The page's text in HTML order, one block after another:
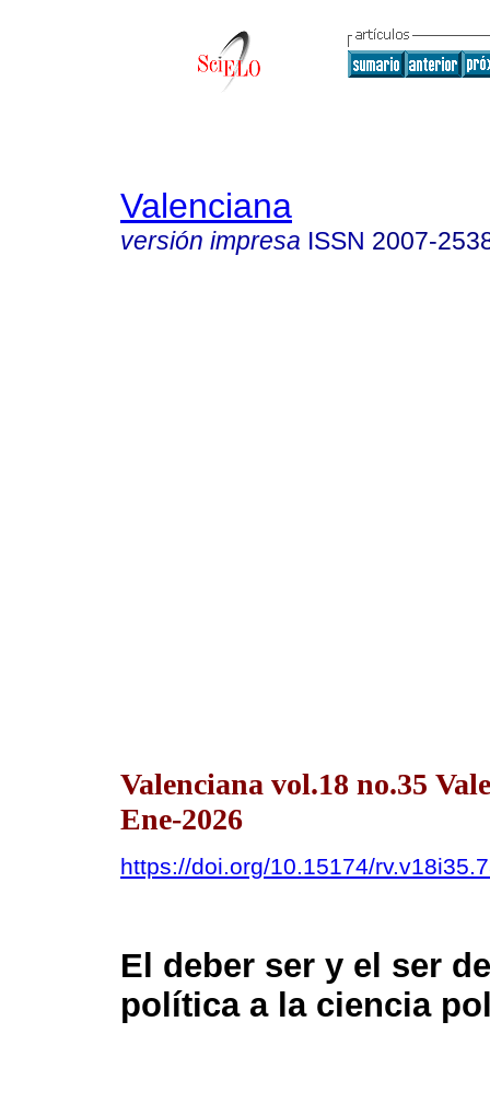
Valenciana
versión impresa ISSN 2007-
Valenciana vol.18 no.35
Ene-2026
https://doi.org/10.15174/
El deber ser y el ser
política a la ciencia